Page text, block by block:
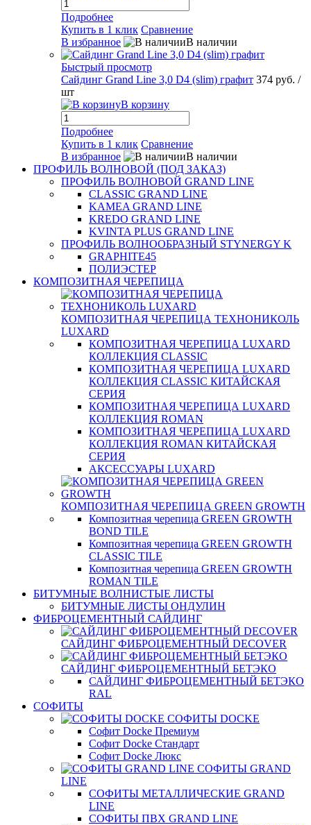
Подробнее
Купить в 1 клик Сравнение
В избранное
В наличии
Быстрый просмотр
Сайдинг Grand Line 3,0 D4 (slim) графит 374 руб. /
шт
В корзину
Подробнее
Купить в 1 клик Сравнение
В избранное
В наличии
ПРОФИЛЬ ВОЛНОВОЙ (ПОД ЗАКАЗ)
ПРОФИЛЬ ВОЛНОВОЙ GRAND LINE
CLASSIC GRAND LINE
KAMEA GRAND LINE
KREDO GRAND LINE
KVINTA PLUS GRAND LINE
ПРОФИЛЬ ВОЛНООБРАЗНЫЙ STYNERGY K
GRAPHITE45
ПОЛИЭСТЕР
КОМПОЗИТНАЯ ЧЕРЕПИЦА
КОМПОЗИТНАЯ ЧЕРЕПИЦА ТЕХНОНИКОЛЬ
LUXARD
КОМПОЗИТНАЯ ЧЕРЕПИЦА LUXARD
КОЛЛЕКЦИЯ CLASSIC
КОМПОЗИТНАЯ ЧЕРЕПИЦА LUXARD
КОЛЛЕКЦИЯ CLASSIC КИТАЙСКАЯ
СЕРИЯ
КОМПОЗИТНАЯ ЧЕРЕПИЦА LUXARD
КОЛЛЕКЦИЯ ROMAN
КОМПОЗИТНАЯ ЧЕРЕПИЦА LUXARD
КОЛЛЕКЦИЯ ROMAN КИТАЙСКАЯ
СЕРИЯ
АКСЕССУАРЫ LUXARD
КОМПОЗИТНАЯ ЧЕРЕПИЦА GREEN GROWTH
Композитная черепица GREEN GROWTH
BOND TILE
Композитная черепица GREEN GROWTH
CLASSIC TILE
Композитная черепица GREEN GROWTH
ROMAN TILE
БИТУМНЫЕ ВОЛНИСТЫЕ ЛИСТЫ
БИТУМНЫЕ ЛИСТЫ ОНДУЛИН
ФИБРОЦЕМЕНТНЫЙ САЙДИНГ
САЙДИНГ ФИБРОЦЕМЕНТНЫЙ DECOVER
САЙДИНГ ФИБРОЦЕМЕНТНЫЙ БЕТЭКО
САЙДИНГ ФИБРОЦЕМЕНТНЫЙ БЕТЭКО
RAL
СОФИТЫ
СОФИТЫ DOCKE
Софит Docke Премиум
Софит Docke Стандарт
Софит Docke Люкс
СОФИТЫ GRAND
LINE
СОФИТЫ МЕТАЛЛИЧЕСКИЕ GRAND
LINE
СОФИТЫ ПВХ GRAND LINE